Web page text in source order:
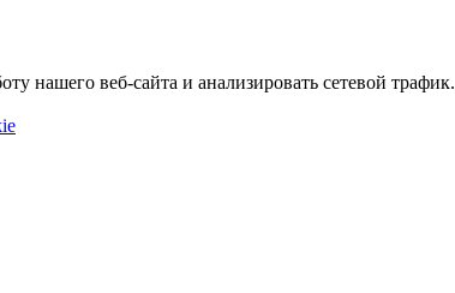
нашего веб-сайта и анализировать сетевой трафик.